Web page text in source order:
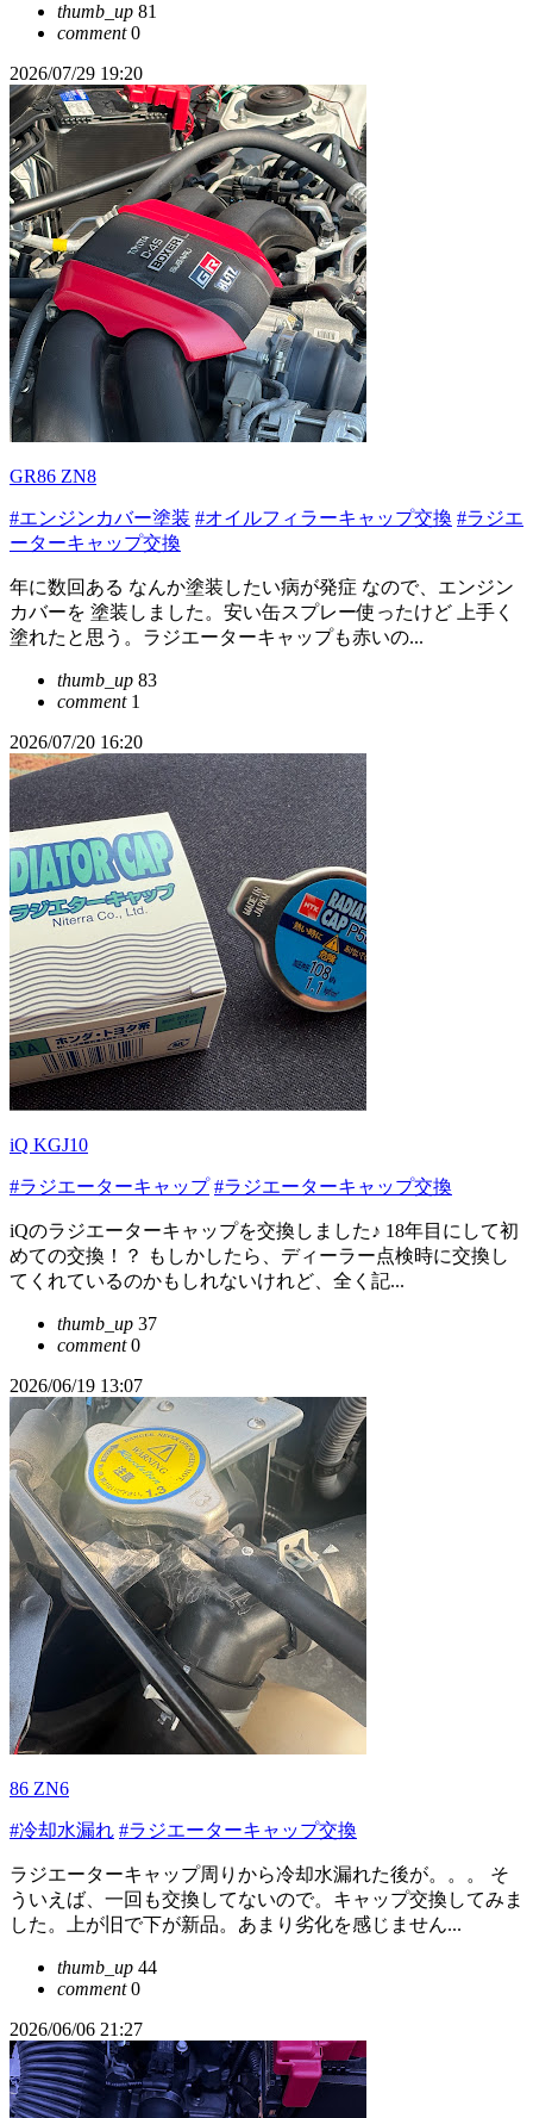
thumb_up 81
comment0
2026/07/29 19:20
GR86 ZN8
#エンジンカバー塗装 #オイルフィラーキャップ交換 #ラジエ
ーターキャップ交換
年に数回ある なんか塗装したい病が発症 なので、エンジン
カバーを 塗装しました。安い缶スプレー使ったけど 上手く
塗れたと思う。ラジエーターキャップも赤いの...
thumb_up 83
comment1
2026/07/20 16:20
iQ KGJ10
#ラジエーターキャップ #ラジエーターキャップ交換
iQのラジエーターキャップを交換しました♪ 18年目にして初
めての交換！？ もしかしたら、ディーラー点検時に交換し
てくれているのかもしれないけれど、全く記...
thumb_up 37
comment0
2026/06/19 13:07
86 ZN6
#冷却水漏れ #ラジエーターキャップ交換
ラジエーターキャップ周りから冷却水漏れた後が。。。 そ
ういえば、一回も交換してないので。キャップ交換してみま
した。上が旧で下が新品。あまり劣化を感じません...
thumb_up 44
comment0
2026/06/06 21:27